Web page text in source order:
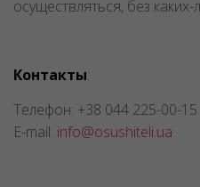
осуществляться, без
Контакты:
Телефон: +38 044 225-00-15
E-mail: info@osushiteli.ua